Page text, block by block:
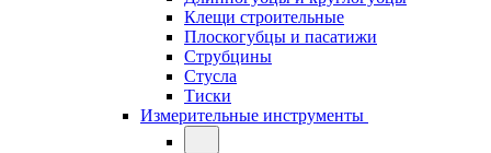
Клещи строительные
Плоскогубцы и пасатижи
Струбцины
Стусла
Тиски
Измерительные инструменты